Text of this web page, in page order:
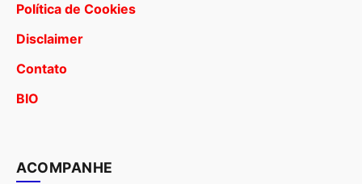
Política de Cookies
Disclaimer
Contato
BIO
ACOMPANHE